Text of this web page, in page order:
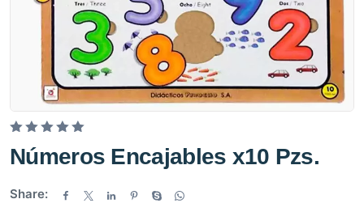
V
a
o
Números Encajables x10 Pzs.
Share: